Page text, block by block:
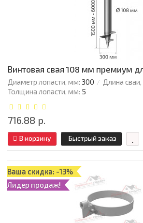
Винтовая свая 108 мм премиум
Диаметр лопасти, мм: 300 Длина
Толщина лопасти, мм: 5
716.88 р.
В корзину Быстрый заказ
Ваша скидка: -13%
Лидер продаж!